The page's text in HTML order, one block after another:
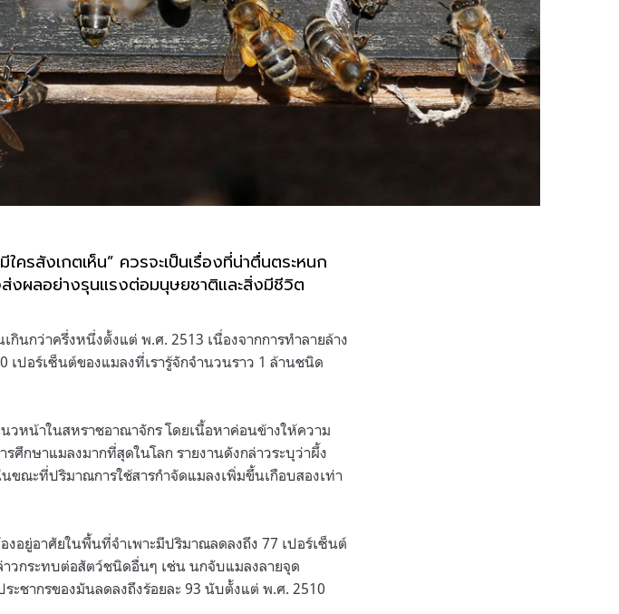
รสังเกตเห็น” ควรจะเป็นเรื่องที่น่าตื่นตระหนก
งผลอย่างรุนแรงต่อมนุษยชาติและสิ่งมีชีวิต
กินกว่าครึ่งหนึ่งตั้งแต่ พ.ศ. 2513 เนื่องจากการทำลายล้าง
เปอร์เซ็นต์ของแมลงที่เรารู้จักจำนวนราว 1 ล้านชนิด
หน้าในสหราชอาณาจักร โดยเนื้อหาค่อนข้างให้ความ
กษาแมลงมากที่สุดในโลก รายงานดังกล่าวระบุว่าผึ้ง
ณะที่ปริมาณการใช้สารกำจัดแมลงเพิ่มขึ้นเกือบสองเท่า
อยู่อาศัยในพื้นที่จำเพาะมีปริมาณลดลงถึง 77 เปอร์เซ็นต์
วกระทบต่อสัตว์ชนิดอื่นๆ เช่น นกจับแมลงลายจุด
ะชากรของมันลดลงถึงร้อยละ 93 นับตั้งแต่ พ.ศ. 2510